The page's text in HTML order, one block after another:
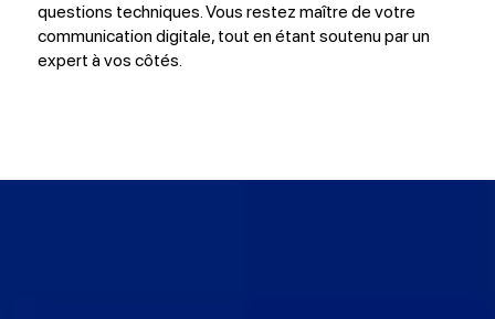
questions techniques. Vous restez maître de votre
communication digitale, tout en étant soutenu par un
expert à vos côtés.